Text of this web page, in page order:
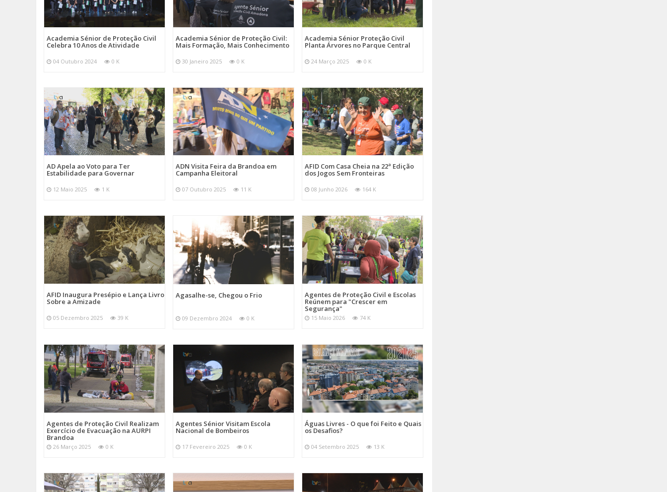
Academia Sénior de Proteção Civil
Celebra 10 Anos de Atividade
04 Outubro 2024 0 K
Academia Sénior de Proteção Civil:
Mais Formação, Mais Conhecimento
30 Janeiro 2025 0 K
Academia Sénior Proteção Civil
Planta Árvores no Parque Central
24 Março 2025 0 K
AD Apela ao Voto para Ter
Estabilidade para Governar
12 Maio 2025 1 K
ADN Visita Feira da Brandoa em
Campanha Eleitoral
07 Outubro 2025 11 K
AFID Com Casa Cheia na 22ª Edição
dos Jogos Sem Fronteiras
08 Junho 2026 164 K
AFID Inaugura Presépio e Lança Livro
Sobre a Amizade
05 Dezembro 2025 39 K
Agasalhe-se, Chegou o Frio
09 Dezembro 2024 0 K
Agentes de Proteção Civil e Escolas
Reúnem para "Crescer em
Segurança"
15 Maio 2026 74 K
Agentes de Proteção Civil Realizam
Exercício de Evacuação na AURPI
Brandoa
26 Março 2025 0 K
Agentes Sénior Visitam Escola
Nacional de Bombeiros
17 Fevereiro 2025 0 K
Águas Livres - O que foi Feito e Quais
os Desafios?
04 Setembro 2025 13 K